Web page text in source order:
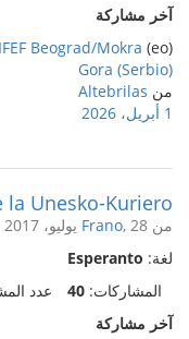
آخر مشاركة
(eo)
Beograd/Mokra
Gora (Serbio)
من Altebrilas
1 أبريل، 2026
la Unesko-Kuriero
من Frano, 28 يوليو، 2017
لغة: Esperanto
المشاركات: 40 عدد
آخر مشاركة